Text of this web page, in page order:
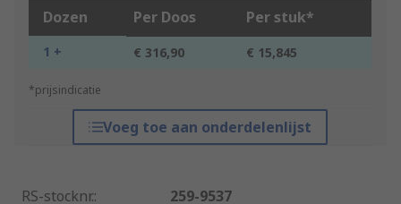
Dozen Per Doos Per stuk*
1 + € 316,90 € 15,845
*prijsindicatie
Voeg toe aan onderdelenlijst
RS-stocknr.:
259-9537